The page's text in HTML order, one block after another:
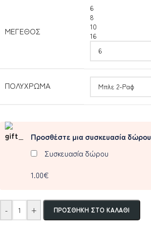
ΜΈΓΕΘΟΣ
6
8
10
16
ΠΟΛΎΧΡΩΜΑ
Προσθέστε μια συσκευασία δώρου
Συσκευασία δώρου
1.00€
- + ΠΡΟΣΘΉΚΗ ΣΤΟ ΚΑΛΆΘΙ